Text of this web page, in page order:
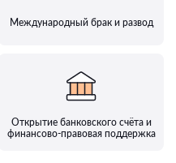
Международный брак и развод
Открытие банковского счёта и
финансово-правовая поддержка